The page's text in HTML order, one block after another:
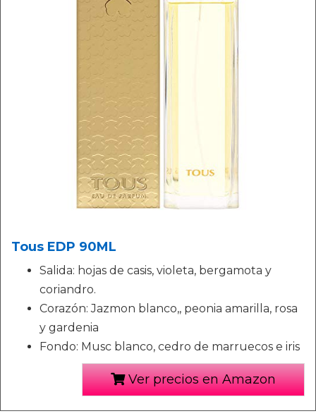
Tous EDP 90ML
Salida: hojas de casis, violeta, bergamota y
coriandro.
Corazón: Jazmon blanco,, peonia amarilla, rosa
y gardenia
Fondo: Musc blanco, cedro de marruecos e iris
Ver precios en Amazon